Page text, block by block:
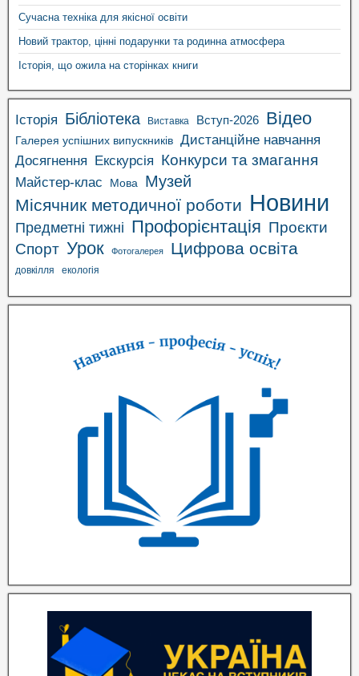
Сучасна техніка для якісної освіти
Новий трактор, цінні подарунки та родинна атмосфера
Історія, що ожила на сторінках книги
Історія Бібліотека Виставка Вступ-2026 Відео
Галерея успішних випускників Дистанційне навчання
Досягнення Екскурсія Конкурси та змагання
Майстер-клас Мова Музей
Місячник методичної роботи Новини
Предметні тижні Профорієнтація Проєкти
Спорт Урок Фотогалерея Цифрова освіта
довкілля екологія